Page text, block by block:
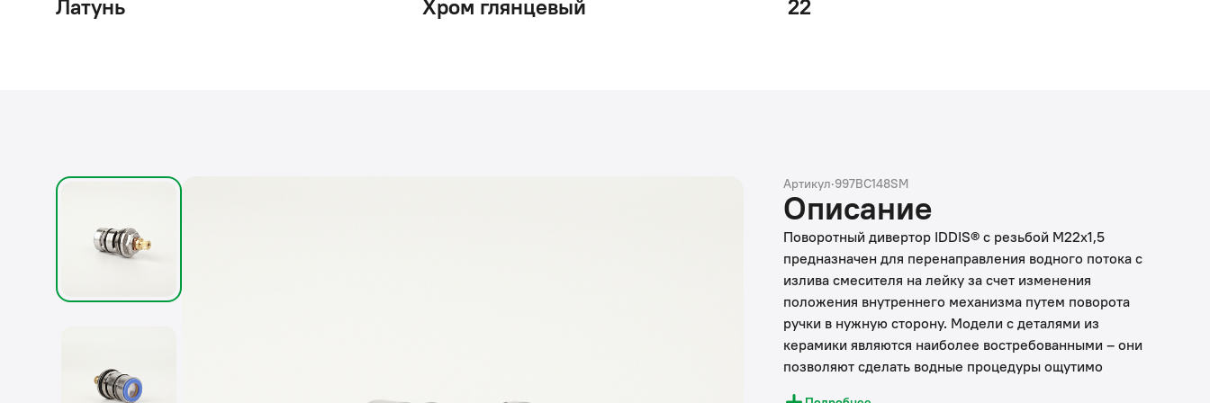
Латунь Хром глянцевый 22
Артикул·997BC148SM
Описание
Поворотный дивертор IDDIS® с резьбой М22х1,5
предназначен для перенаправления водного потока с
излива смесителя на лейку за счет изменения
положения внутреннего механизма путем поворота
ручки в нужную сторону. Модели с деталями из
керамики являются наиболее востребованными – они
позволяют сделать водные процедуры ощутимо